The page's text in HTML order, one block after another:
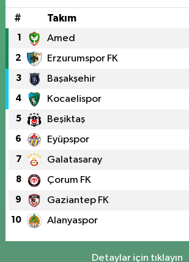
# Takım
1 Amed
2 Erzurumspor FK
3 Başakşehir
4 Kocaelispor
5 Beşiktaş
6 Eyüpspor
7 Galatasaray
8 Çorum FK
9 Gaziantep FK
10 Alanyaspor
Detaylar için tıklayın